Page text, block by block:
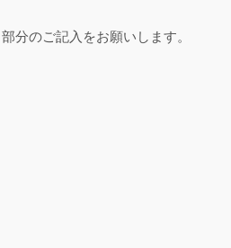
分のご記入をお願いします。